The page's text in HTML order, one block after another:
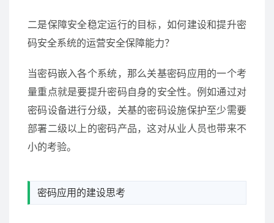
二是保障安全稳定运行的目标，如何建设和提升密
码安全系统的运营安全保障能力？
当密码嵌入各个系统，那么关基密码应用的一个考
量重点就是要提升密码自身的安全性。例如通过对
密码设备进行分级，关基的密码设施保护至少需要
部署二级以上的密码产品，这对从业人员也带来不
小的考验。
密码应用的建设思考